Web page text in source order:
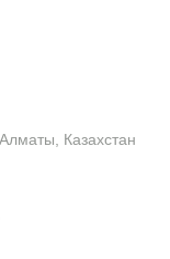
Казахстан